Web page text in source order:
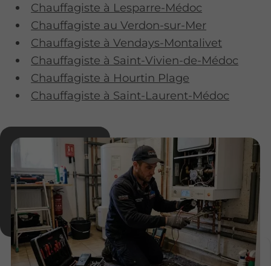
Chauffagiste à Lesparre-Médoc
Chauffagiste au Verdon-sur-Mer
Chauffagiste à Vendays-Montalivet
Chauffagiste à Saint-Vivien-de-Médoc
Chauffagiste à Hourtin Plage
Chauffagiste à Saint-Laurent-Médoc